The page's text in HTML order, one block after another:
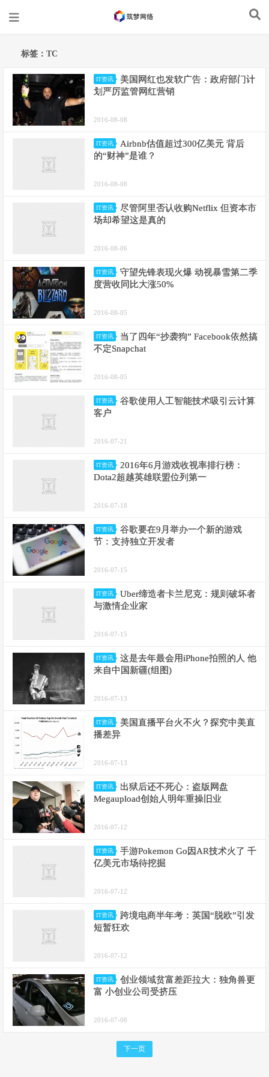
标签：TC
IT资讯
美国网红也发软广告：政府部门计
划严厉监管网红营销
2016-08-08
IT资讯
Airbnb估值超过300亿美元 背后
的“财神”是谁？
2016-08-08
IT资讯
尽管阿里否认收购Netflix 但资本市
场却希望这是真的
2016-08-06
IT资讯
守望先锋表现火爆 动视暴雪第二季
度营收同比大涨50%
2016-08-05
IT资讯
当了四年“抄袭狗” Facebook依然搞
不定Snapchat
2016-08-05
IT资讯
谷歌使用人工智能技术吸引云计算
客户
2016-07-21
IT资讯
2016年6月游戏收视率排行榜：
Dota2超越英雄联盟位列第一
2016-07-18
IT资讯
谷歌要在9月举办一个新的游戏
节：支持独立开发者
2016-07-15
IT资讯
Uber缔造者卡兰尼克：规则破坏者
与激情企业家
2016-07-15
IT资讯
这是去年最会用iPhone拍照的人 他
来自中国新疆(组图)
2016-07-13
IT资讯
美国直播平台火不火？探究中美直
播差异
2016-07-13
IT资讯
出狱后还不死心：盗版网盘
Megaupload创始人明年重操旧业
2016-07-12
IT资讯
手游Pokemon Go因AR技术火了 千
亿美元市场待挖掘
2016-07-12
IT资讯
跨境电商半年考：英国“脱欧”引发
短暂狂欢
2016-07-12
IT资讯
创业领域贫富差距拉大：独角兽更
富 小创业公司受挤压
2016-07-08
下一页